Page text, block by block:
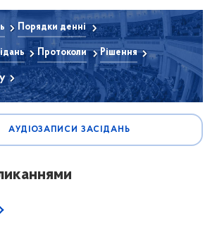
Порядки денні
Протоколи Рішення
АУДІОЗАПИСИ ЗАСІДАНЬ